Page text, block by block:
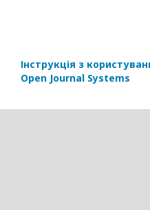
Інструкція з
Open Journal Systems